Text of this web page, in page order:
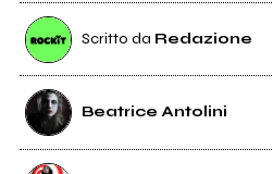
Scritto da Redazione
Beatrice Antolini